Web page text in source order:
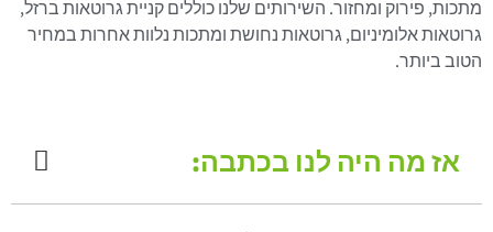
מתכות, פירוק ומחזור. השירותים שלנו כוללים קניית גרוטאות ברזל,
גרוטאות אלומיניום, גרוטאות נחושת ומתכות נלוות אחרות במחיר
הטוב ביותר.
אז מה היה לנו בכתבה: